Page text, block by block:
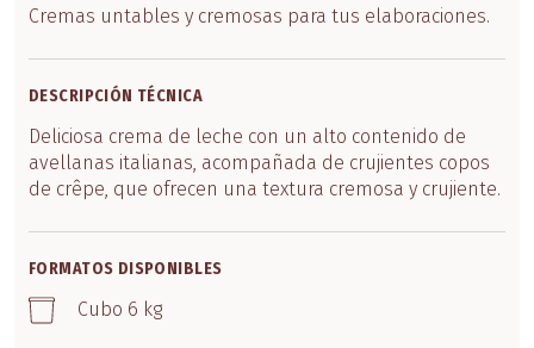
Cremas untables y cremosas para tus elaboraciones.
DESCRIPCIÓN TÉCNICA
Deliciosa crema de leche con un alto contenido de
avellanas italianas, acompañada de crujientes copos
de crêpe, que ofrecen una textura cremosa y crujiente.
FORMATOS DISPONIBLES
Cubo 6 kg